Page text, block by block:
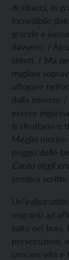
di stracci, in
incredibile
grande e
davvero. /
stenti. / Ma
migliaio
affogare
dalla miseria.
essere
ti sfruttano e
Meglio morire
peggio delle
Canto degli
sembra scritto
migranti ad
salto nel buio.
persecuzioni,
cercare vita e